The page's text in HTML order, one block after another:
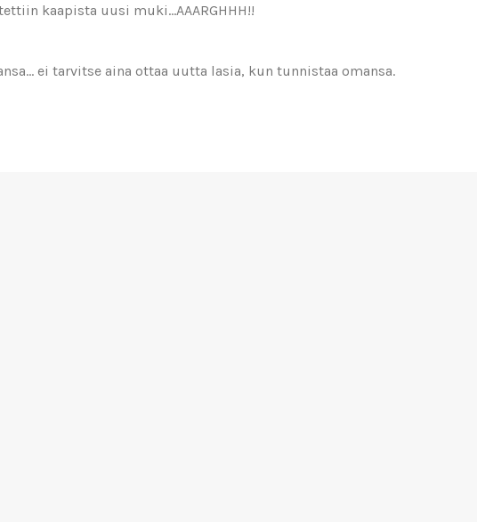
kaapista uusi muki…AAARGHHH!!
ei tarvitse aina ottaa uutta lasia, kun tunnistaa omansa.